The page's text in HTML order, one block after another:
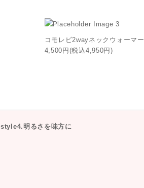
コモレビ2wayネックウォーマー
4,500円(税込4,950円)
style4.明るさを味方に